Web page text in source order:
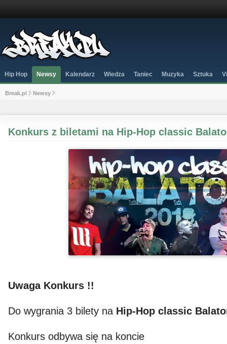
Hip Hop Newsy Kalendarz Wiedza Taniec Muzyka Sztuka
Break.pl Newsy
Konkurs z biletami na Hip-Hop classic
Uwaga Konkurs !!
Do wygrania 3 bilety na Hip-Hop classic
Konkurs odbywa się na koncie